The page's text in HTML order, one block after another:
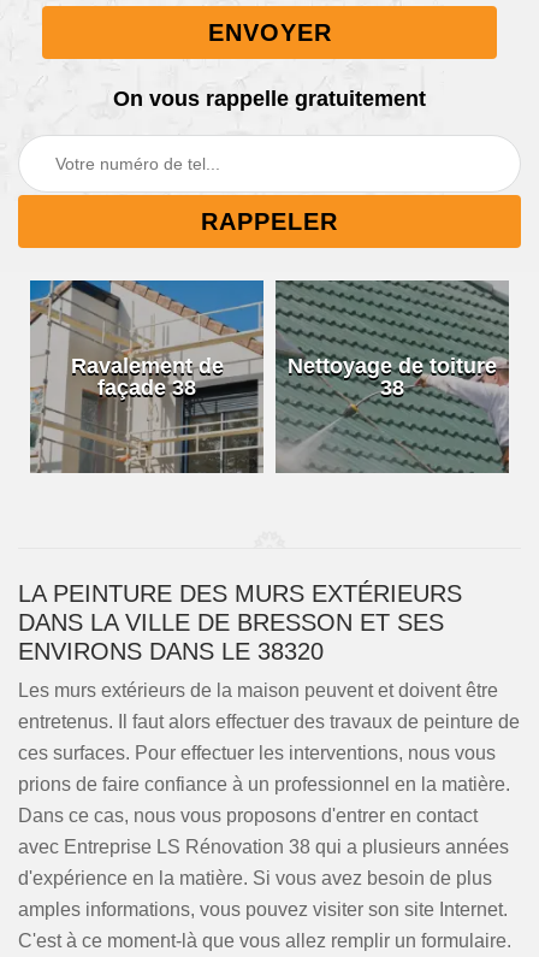
On vous rappelle gratuitement
Ravalement de
façade 38
Nettoyage de toiture
38
LA PEINTURE DES MURS EXTÉRIEURS
DANS LA VILLE DE BRESSON ET SES
ENVIRONS DANS LE 38320
Les murs extérieurs de la maison peuvent et doivent être
entretenus. Il faut alors effectuer des travaux de peinture de
ces surfaces. Pour effectuer les interventions, nous vous
prions de faire confiance à un professionnel en la matière.
Dans ce cas, nous vous proposons d'entrer en contact
avec Entreprise LS Rénovation 38 qui a plusieurs années
d'expérience en la matière. Si vous avez besoin de plus
amples informations, vous pouvez visiter son site Internet.
C'est à ce moment-là que vous allez remplir un formulaire.